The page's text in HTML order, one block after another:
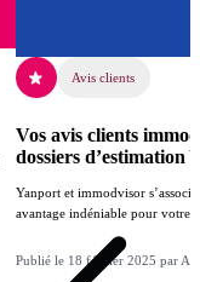
Avis clients
Vos avis clients
dossiers d’estimation
Yanport et immodvisor
avantage indéniable pour votre
Publié le 18 février 2025 par